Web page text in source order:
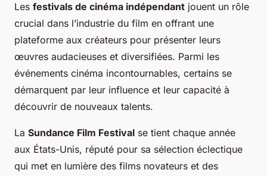
Les festivals de cinéma indépendant jouent un rôle
crucial dans l’industrie du film en offrant une
plateforme aux créateurs pour présenter leurs
œuvres audacieuses et diversifiées. Parmi les
événements cinéma incontournables, certains se
démarquent par leur influence et leur capacité à
découvrir de nouveaux talents.
La Sundance Film Festival se tient chaque année
aux États-Unis, réputé pour sa sélection éclectique
qui met en lumière des films novateurs et des